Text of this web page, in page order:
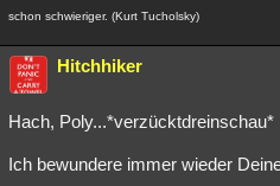
schon schwieriger. (Kurt Tucholsky)
Hitchhiker
Hach, Poly...*verzücktdreinschau*
Ich bewundere immer wieder